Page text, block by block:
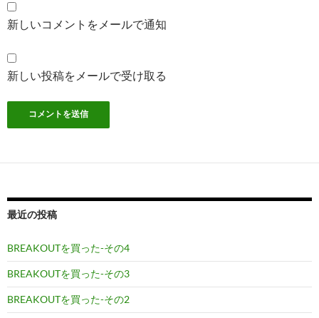
新しいコメントをメールで通知
新しい投稿をメールで受け取る
最近の投稿
BREAKOUTを買った-その4
BREAKOUTを買った-その3
BREAKOUTを買った-その2